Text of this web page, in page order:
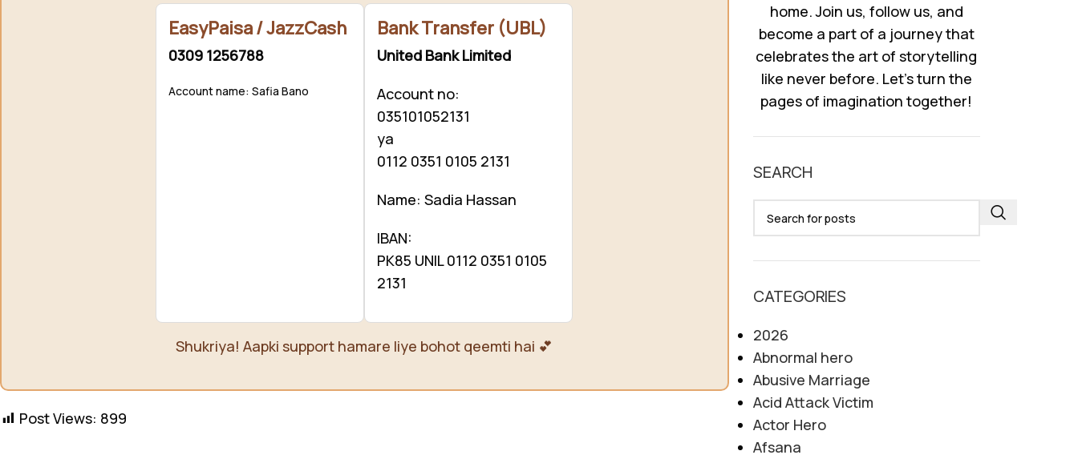
EasyPaisa / JazzCash
0309 1256788
Account name: Safia Bano
Bank Transfer (UBL)
United Bank Limited
Account no:
035101052131
ya
0112 0351 0105 2131
Name: Sadia Hassan
IBAN:
PK85 UNIL 0112 0351 0105
2131
Shukriya! Aapki support hamare liye bohot qeemti hai 💕
Post Views: 899
home. Join us, follow us, and
become a part of a journey that
celebrates the art of storytelling
like never before. Let’s turn the
pages of imagination together!
SEARCH
CATEGORIES
2026
Abnormal hero
Abusive Marriage
Acid Attack Victim
Actor Hero
Afsana